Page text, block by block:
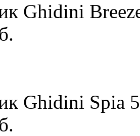
Ghidini
Ghidini Spia